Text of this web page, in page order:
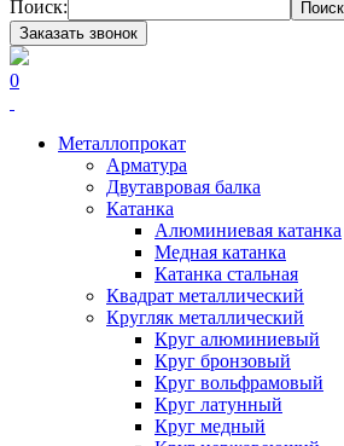
Поиск:
Поиск
Заказать звонок
0
Металлопрокат
Арматура
Двутавровая балка
Катанка
Алюминиевая катанка
Медная катанка
Катанка стальная
Квадрат металлический
Кругляк металлический
Круг алюминиевый
Круг бронзовый
Круг вольфрамовый
Круг латунный
Круг медный